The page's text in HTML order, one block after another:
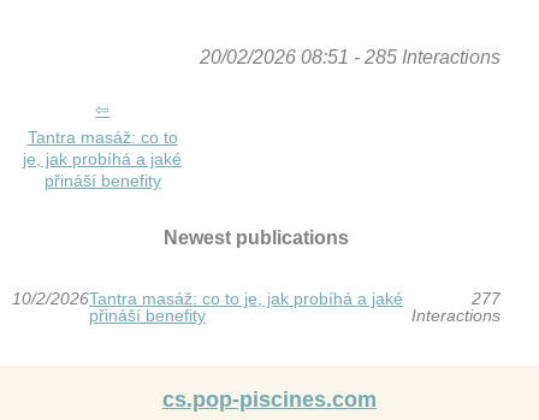
20/02/2026 08:51 - 285 Interactions
Tantra masáž: co to
je, jak probíhá a jaké
přináší benefity
Newest publications
10/2/2026Tantra masáž: co to je, jak probíhá a jaké
přináší benefity
277
Interactions
cs.pop-piscines.com